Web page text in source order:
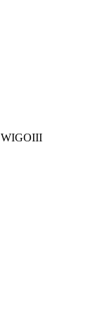
WIGOIII